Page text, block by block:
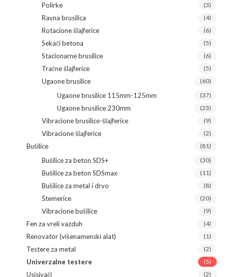
Polirke (3)
Ravna brusilica (4)
Rotacione šlajferice (6)
Sekači betona (5)
Stacionarne brusilice (6)
Tračne šlajferice (5)
Ugaone brusilice (60)
Ugaone brusilice 115mm-125mm (37)
Ugaone brusilice 230mm (23)
Vibracione brusilice-šlajferice (9)
Vibracione šlajferice (2)
Bušilice (81)
Bušilice za beton SDS+ (30)
Bušilice za beton SDSmax (11)
Bušilice za metal i drvo (8)
Štemerice (20)
Vibracione bušilice (9)
Fen za vreli vazduh (4)
Renovator (višenamenski alat) (1)
Testere za metal (2)
Univerzalne testere (5)
Usisivači (2)